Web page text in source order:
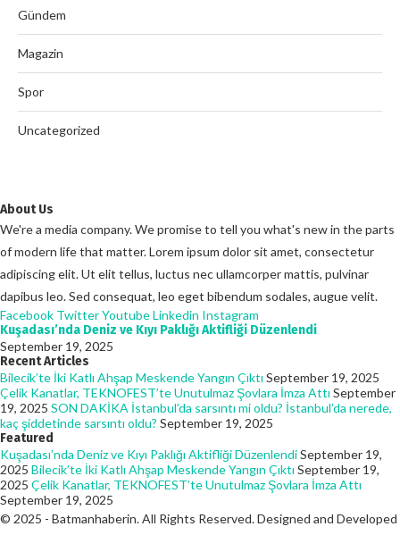
Gündem
Magazin
Spor
Uncategorized
About Us
We're a media company. We promise to tell you what's new in the parts
of modern life that matter. Lorem ipsum dolor sit amet, consectetur
adipiscing elit. Ut elit tellus, luctus nec ullamcorper mattis, pulvinar
dapibus leo. Sed consequat, leo eget bibendum sodales, augue velit.
Facebook TwitterYoutubeLinkedin Instagram
Kuşadası’nda Deniz ve Kıyı Paklığı Aktifliği Düzenlendi
September 19, 2025
Recent Articles
Bilecik’te İki Katlı Ahşap Meskende Yangın Çıktı September 19, 2025
Çelik Kanatlar, TEKNOFEST’te Unutulmaz Şovlara İmza Attı September
19, 2025 SON DAKİKA İstanbul’da sarsıntı mi oldu? İstanbul’da nerede,
kaç şiddetinde sarsıntı oldu? September 19, 2025
Featured
Kuşadası’nda Deniz ve Kıyı Paklığı Aktifliği DüzenlendiSeptember 19,
2025 Bilecik’te İki Katlı Ahşap Meskende Yangın Çıktı September 19,
2025 Çelik Kanatlar, TEKNOFEST’te Unutulmaz Şovlara İmza Attı
September 19, 2025
© 2025 - Batmanhaberin. All Rights Reserved. Designed and Developed